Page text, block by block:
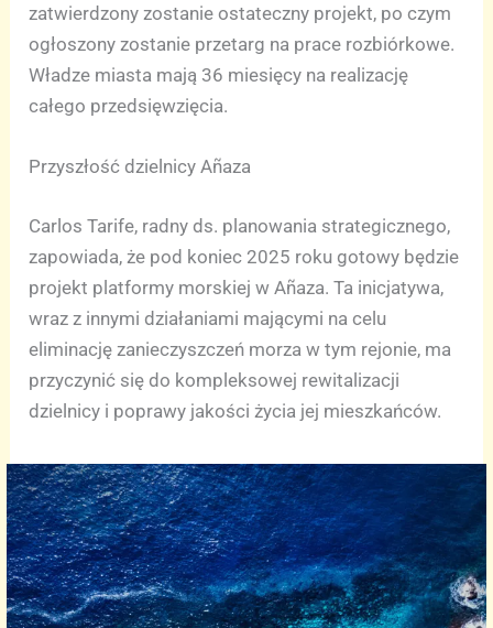
zatwierdzony zostanie ostateczny projekt, po czym
ogłoszony zostanie przetarg na prace rozbiórkowe.
Władze miasta mają 36 miesięcy na realizację
całego przedsięwzięcia.
Przyszłość dzielnicy Añaza
Carlos Tarife, radny ds. planowania strategicznego,
zapowiada, że pod koniec 2025 roku gotowy będzie
projekt platformy morskiej w Añaza. Ta inicjatywa,
wraz z innymi działaniami mającymi na celu
eliminację zanieczyszczeń morza w tym rejonie, ma
przyczynić się do kompleksowej rewitalizacji
dzielnicy i poprawy jakości życia jej mieszkańców.